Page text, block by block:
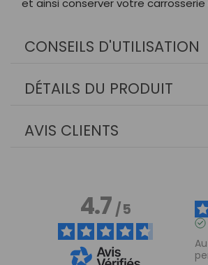
et ainsi conserver votre
CONSEILS D'UTILISATION
DÉTAILS DU PRODUIT
AVIS CLIENTS
4.7/5